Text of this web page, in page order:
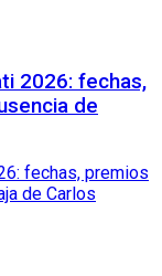
2026: fechas,
de